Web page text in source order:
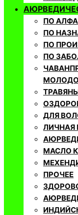
ПО
ПО
ПО
ПО
ДЛЯ
ЛИЧНАЯ
МАСЛО
ПРОЧЕЕ